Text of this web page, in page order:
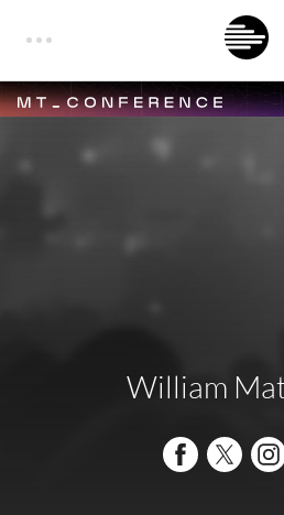
William